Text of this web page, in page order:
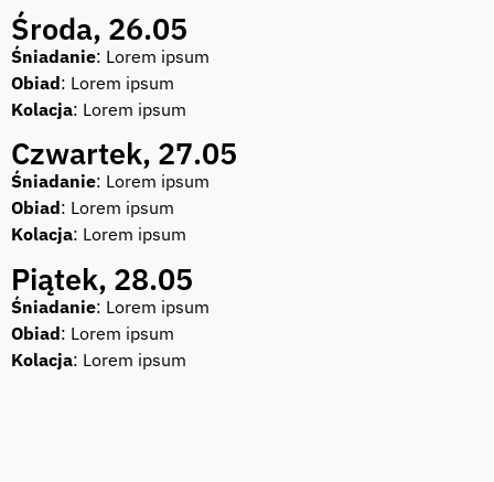
Środa, 26.05
Śniadanie: Lorem ipsum
Obiad: Lorem ipsum
Kolacja: Lorem ipsum
Czwartek, 27.05
Śniadanie: Lorem ipsum
Obiad: Lorem ipsum
Kolacja: Lorem ipsum
Piątek, 28.05
Śniadanie: Lorem ipsum
Obiad: Lorem ipsum
Kolacja: Lorem ipsum